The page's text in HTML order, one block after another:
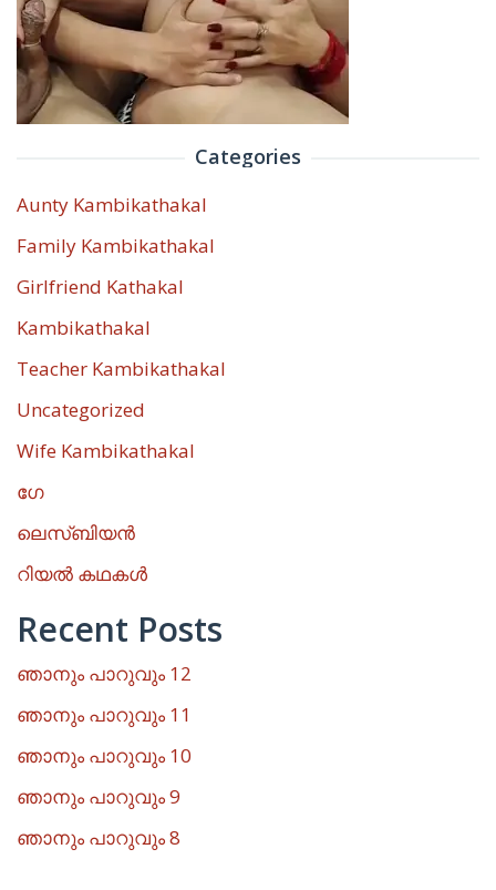
Categories
Aunty Kambikathakal
Family Kambikathakal
Girlfriend Kathakal
Kambikathakal
Teacher Kambikathakal
Uncategorized
Wife Kambikathakal
ഗേ
ലെസ്ബിയൻ
റിയൽ കഥകൾ
Recent Posts
ഞാനും പാറുവും 12
ഞാനും പാറുവും 11
ഞാനും പാറുവും 10
ഞാനും പാറുവും 9
ഞാനും പാറുവും 8